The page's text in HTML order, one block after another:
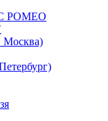
РОМЕО
Москва)